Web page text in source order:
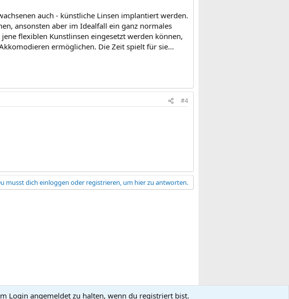
auch - künstliche Linsen implantiert werden.
ansonsten aber im Idealfall ein ganz normales
flexiblen Kunstlinsen eingesetzt werden können,
ermöglichen. Die Zeit spielt für sie...
#4
musst dich einloggen oder registrieren, um hier zu antworten.
Login angemeldet zu halten, wenn du registriert bist.